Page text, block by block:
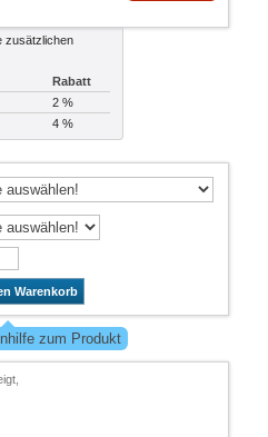
zusätzlichen
Rabatt
2 %
4 %
Warenkorb
zum Produkt